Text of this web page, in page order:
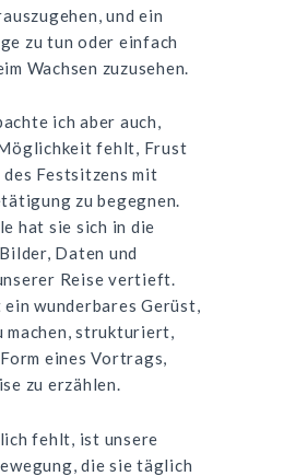
und ein
zu tun oder einfach
Wachsen zuzusehen.
ich aber auch,
fehlt, Frust
des Festsitzens mit
zu begegnen.
hat sie sich in die
Daten und
Reise vertieft.
wunderbares Gerüst,
machen, strukturiert,
eines Vortrags,
zu erzählen.
fehlt, ist unsere
die sie täglich